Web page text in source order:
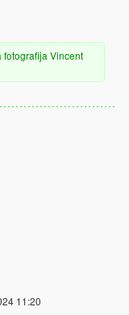
fotografija Vincent
11:20